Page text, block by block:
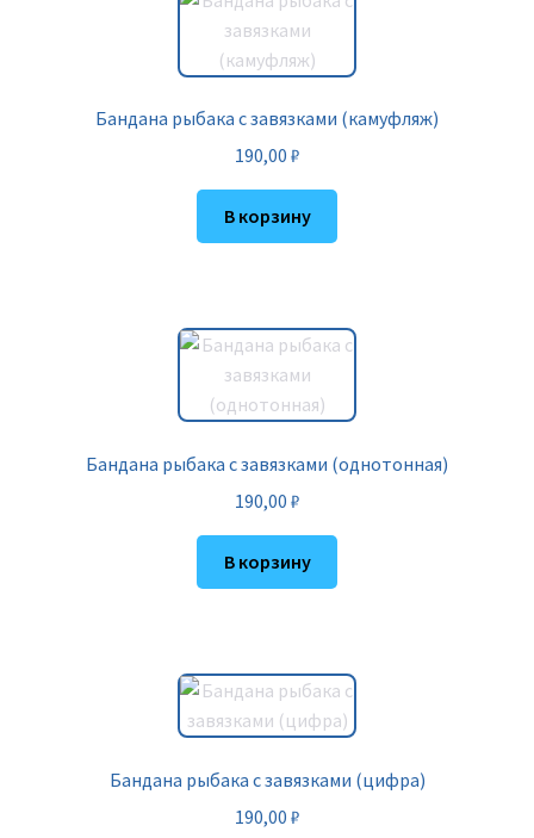
Бандана рыбака с завязками (камуфляж)
190,00 ₽
В корзину
Бандана рыбака с завязками (однотонная)
190,00 ₽
В корзину
Бандана рыбака с завязками (цифра)
190,00 ₽